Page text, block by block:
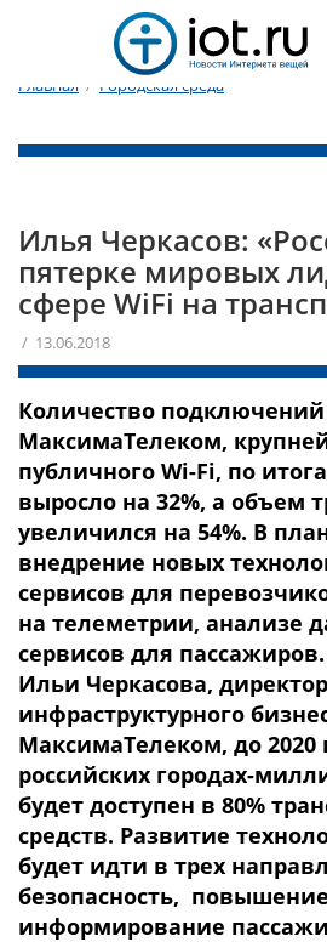
Главная / Городская среда
Илья Черкасов:
пятерке мировых
сфере WiFi на
/ 13.06.2018
Количество подключений
МаксимаТелеком,
публичного Wi-Fi, по
выросло на 32%, а объем
увеличился на 54%. В
внедрение новых
сервисов для
на телеметрии, анализе
сервисов для
Ильи Черкасова,
инфраструктурного
МаксимаТелеком, до 2020
российских городах-
будет доступен в 80%
средств. Развитие
будет идти в трех
безопасность,
информирование